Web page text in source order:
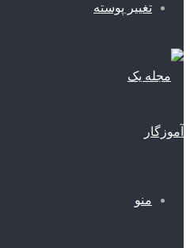
تغییر پوسته
منو